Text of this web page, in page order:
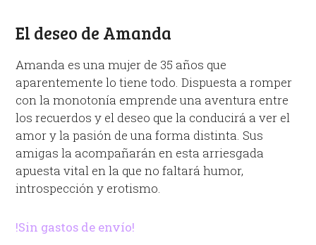
El deseo de Amanda
Amanda es una mujer de 35 años que
aparentemente lo tiene todo. Dispuesta a romper
con la monotonía emprende una aventura entre
los recuerdos y el deseo que la conducirá a ver el
amor y la pasión de una forma distinta. Sus
amigas la acompañarán en esta arriesgada
apuesta vital en la que no faltará humor,
introspección y erotismo.
!Sin gastos de envío!